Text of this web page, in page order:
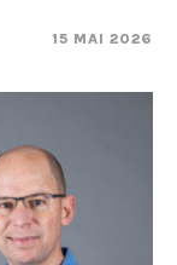
15 MAI 2026